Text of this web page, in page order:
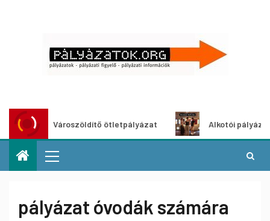
Városzöldítő ötletpályázat Alkotói pályázat
pályázat óvodák számára